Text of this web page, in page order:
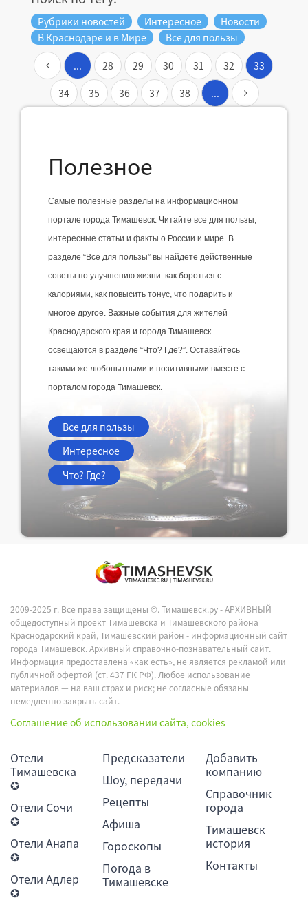
Рубрики новостей Интересное
Новости
В Краснодаре и в Мире
Все для пользы
... 28 29 30 31 32
33
34
35 36 37 38 ...
Полезное
Самые полезные разделы на информационном
портале города Тимашевск. Читайте все для пользы,
интересные статьи и факты о России и мире. В
разделе “Все для пользы” вы найдете действенные
советы по улучшению жизни: как бороться с
калориями, как повысить тонус, что подарить и
многое другое. Важные события для жителей
Краснодарского края и города Тимашевск
освещаются в разделе “Что? Где?”. Оставайтесь
такими же любопытными и позитивными вместе с
порталом города Тимашевск.
Все для пользы
Интересное
Что? Где?
2009-2025 г. Все права защищены ©.Тимашевск.ру - АРХИВНЫЙ
общедоступный проект Тимашевска и Тимашевского района
Краснодарский край, Тимашевский район - информационный сайт
города Тимашевск. Архивный справочно-познавательный сайт.
Информация предоставлена «как есть», не является рекламой или
публичной офертой (ст. 437 ГК РФ). Любое использование
материалов — на ваш страх и риск; не согласные обязаны
немедленно закрыть сайт.
Соглашение об использовании сайта, cookies
Отели
Тимашевска
✪
Отели Сочи
✪
Отели Анапа
✪
Отели Адлер
✪
Предсказатели
Шоу, передачи
Рецепты
Афиша
Гороскопы
Погода в
Тимашевске
Добавить
компанию
Справочник
города
Тимашевск
история
Контакты